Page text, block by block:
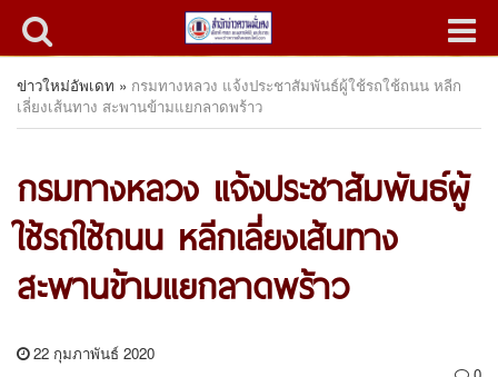
ข่าวใหม่อัพเดท » กรมทางหลวง​ แจ้งประชาสัมพันธ์ผู้ใช้รถใช้ถนน หลีก
เลี่ยงเส้นทาง สะพานข้ามแยกลาดพร้าว
กรมทางหลวง​ แจ้งประชาสัมพันธ์ผู้
ใช้รถใช้ถนน หลีกเลี่ยงเส้นทาง
สะพานข้ามแยกลาดพร้าว
22 กุมภาพันธ์ 2020